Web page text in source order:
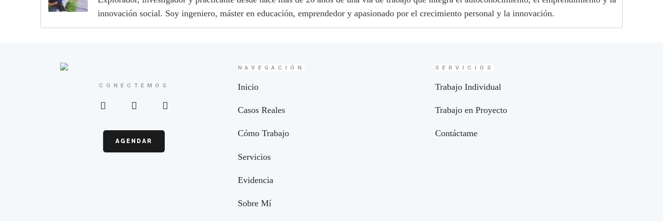
innovación social. Soy ingeniero, máster en educación, emprendedor y apasionado por el crecimiento personal y la innovación.
CONECTEMOS
AGENDAR
NAVEGACIÓN
Inicio
Casos Reales
Cómo Trabajo
Servicios
Evidencia
Sobre Mí
SERVICIOS
Trabajo Individual
Trabajo en Proyecto
Contáctame